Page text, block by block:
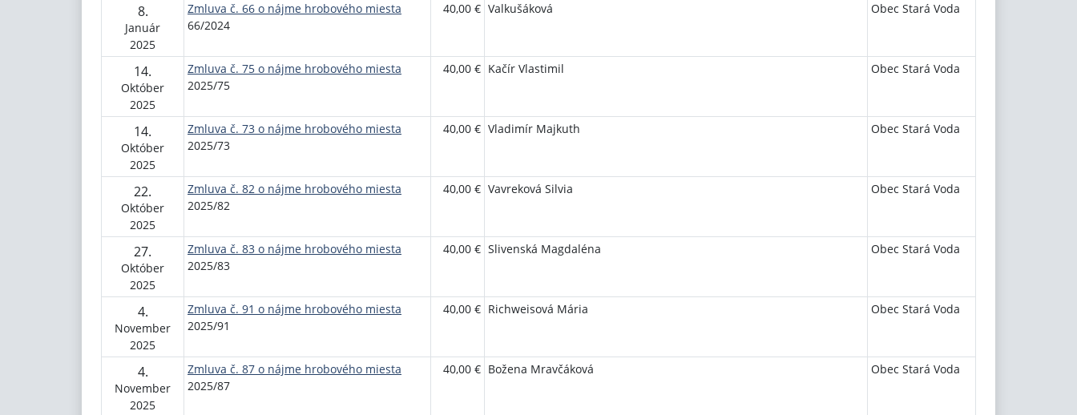
8.
Január
2025
Zmluva č. 66 o nájme hrobového miesta
66/2024
40,00 € Valkušáková Obec Stará Voda
14.
Október
2025
Zmluva č. 75 o nájme hrobového miesta
2025/75
40,00 € Kačír Vlastimil Obec Stará Voda
14.
Október
2025
Zmluva č. 73 o nájme hrobového miesta
2025/73
40,00 € Vladimír Majkuth Obec Stará Voda
22.
Október
2025
Zmluva č. 82 o nájme hrobového miesta
2025/82
40,00 € Vavreková Silvia Obec Stará Voda
27.
Október
2025
Zmluva č. 83 o nájme hrobového miesta
2025/83
40,00 € Slivenská Magdaléna Obec Stará Voda
4.
November
2025
Zmluva č. 91 o nájme hrobového miesta
2025/91
40,00 € Richweisová Mária Obec Stará Voda
4.
November
2025
Zmluva č. 87 o nájme hrobového miesta
2025/87
40,00 € Božena Mravčáková Obec Stará Voda